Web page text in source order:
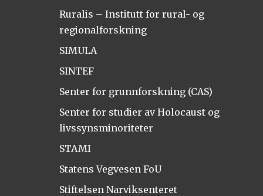
Ruralis – Institutt for rural- og
regionalforskning
SIMULA
SINTEF
Senter for grunnforskning (CAS)
Senter for studier av Holocaust og
livssynsminoriteter
STAMI
Statens Vegvesen FoU
Stiftelsen Narviksenteret